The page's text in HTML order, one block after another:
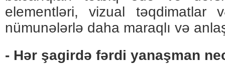
elementləri, vizual təqdimatlar
nümunələrlə daha maraqlı və
- Hər şagirdə fərdi yanaşman